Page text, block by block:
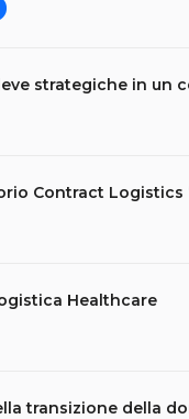
strategiche in un
Contract Logistics
Healthcare
transizione della